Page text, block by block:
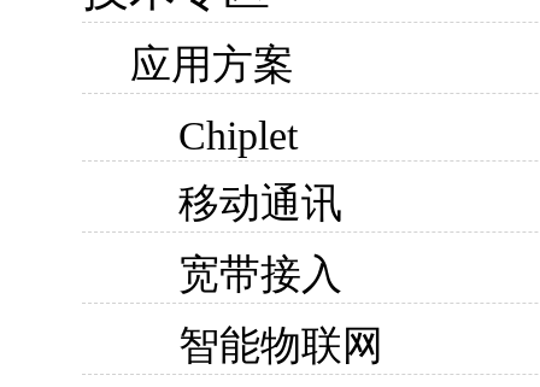
应用方案
Chiplet
移动通讯
宽带接入
智能物联网